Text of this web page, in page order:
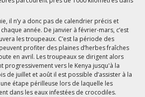
il n’y a donc pas de calendrier précis et
année. De janvier à février-mars, c’est
les troupeaux. C’est la période des
profiter des plaines d’herbes fraîches
en avril. Les troupeaux se dirigent alors
progressivement vers le Kenya jusqu'à la
de juillet et août il est possible d’assister à la
étape périlleuse lors de laquelle les
dans les eaux infestées de crocodiles.